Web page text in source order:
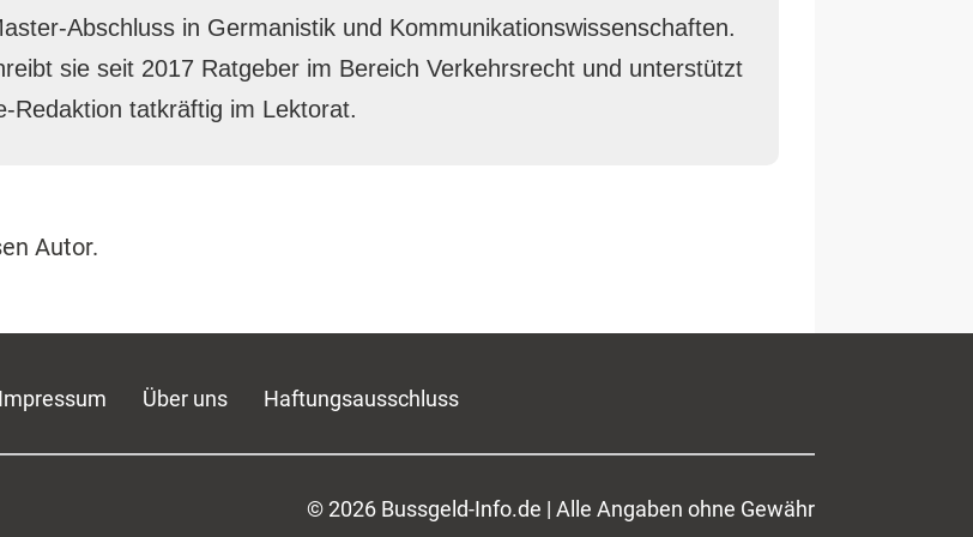
Abschluss in Germanistik und Kommunikationswissenschaften.
sie seit 2017 Ratgeber im Bereich Verkehrsrecht und unterstützt
Redaktion tatkräftig im Lektorat.
Autor.
Impressum Über uns Haftungsausschluss
© 2026 Bussgeld-Info.de | Alle Angaben ohne Gewähr